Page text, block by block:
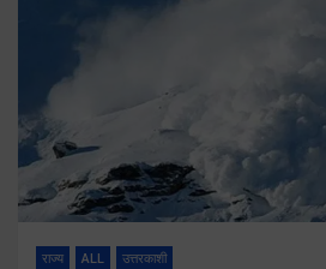
राज्य ALL उत्तरकाशी